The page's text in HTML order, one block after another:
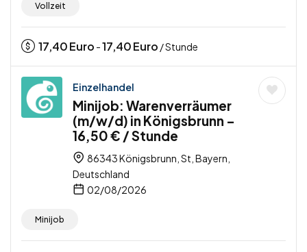
Vollzeit
17,40Euro -17,40Euro / Stunde
Einzelhandel
Minijob: Warenverräumer
(m/w/d) in Königsbrunn –
16,50 € / Stunde
86343 Königsbrunn, St, Bayern,
Deutschland
02/08/2026
Minijob